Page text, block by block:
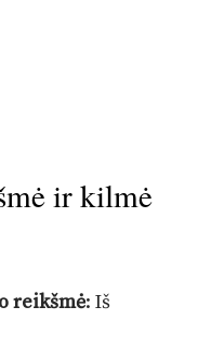
ir kilmė
reikšmė: Iš